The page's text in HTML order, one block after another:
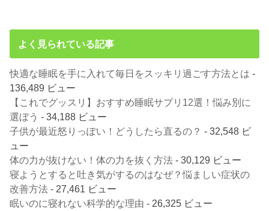
よく見られている記事
快適な睡眠を手に入れて毎日をスッキリ過ごす方法とは -
136,489 ビュー
【これでグッスリ】おすすめ睡眠サプリ12選！悩み別に
選ぼう - 34,188 ビュー
子供が最近怒りっぽい！どうしたら直るの？ - 32,548 ビ
ュー
体の力が抜けない！体の力を抜く方法 - 30,129 ビュー
寝ようとすると吐き気がするのはなぜ？悩ましい症状の
改善方法 - 27,461 ビュー
眠いのに寝れない科学的な理由 - 26,325 ビュー